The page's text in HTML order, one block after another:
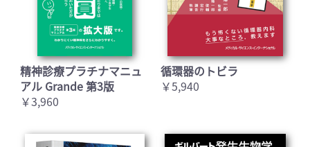
精神診療プラチナマニュ
アル Grande 第3版
￥3,960
循環器のトビラ
￥5,940